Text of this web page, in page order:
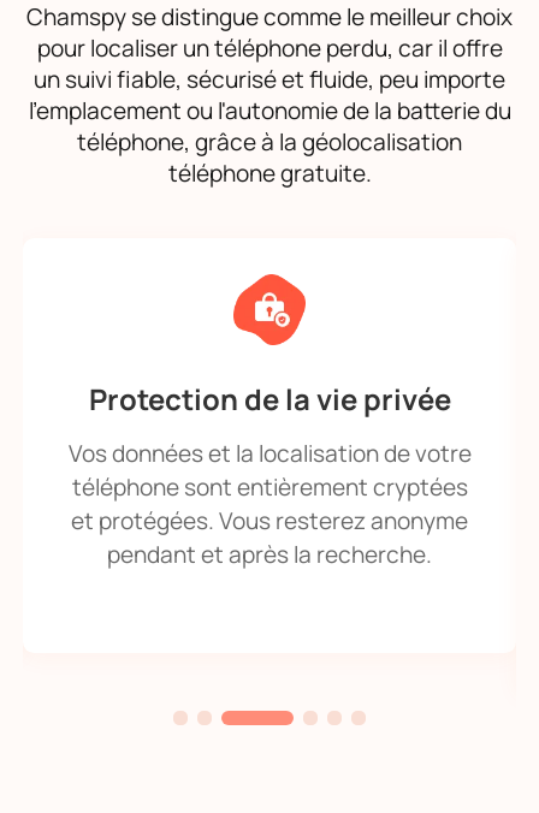
Chamspy se distingue comme le meilleur choix
pour localiser un téléphone perdu, car il offre
un suivi fiable, sécurisé et fluide, peu importe
l'emplacement ou l'autonomie de la batterie du
téléphone, grâce à la géolocalisation
téléphone gratuite.
Protection de la vie privée
Vos données et la localisation de votre
téléphone sont entièrement cryptées
et protégées. Vous resterez anonyme
pendant et après la recherche.